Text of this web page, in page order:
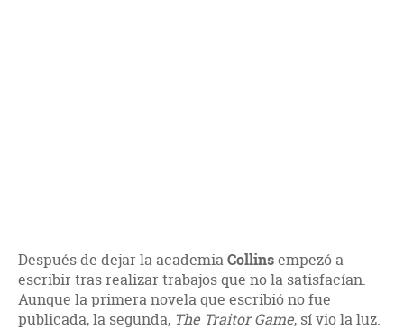
Después de dejar la academiaCollinsempezó a
escribir tras realizar trabajos que no la satisfacían.
Aunque la primera novela que escribió no fue
publicada, la segunda, The Traitor Game, sí vio la luz.